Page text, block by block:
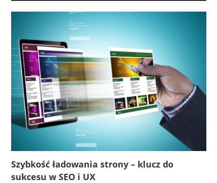
Szybkość ładowania strony – klucz do
sukcesu w SEO i UX